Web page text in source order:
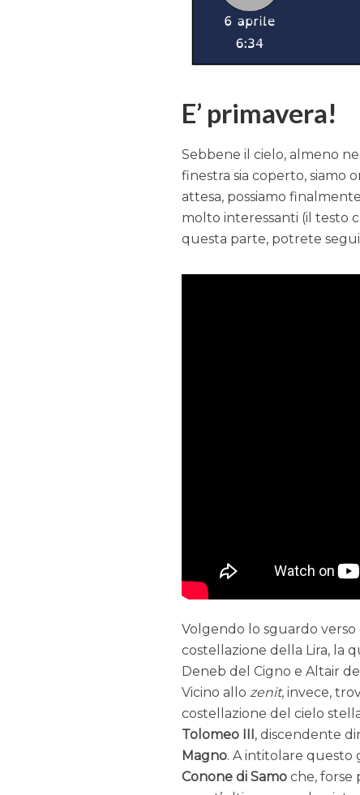
E’ primavera!
Sebbene il cielo, almeno
finestra sia coperto, siamo
attesa, possiamo
molto interessanti (il testo
questa parte, potrete
Volgendo lo sguardo verso
costellazione della Lira, la
Deneb del Cigno e Altair
Vicino allozenit, invece,
costellazione del cielo
Tolomeo III , discendente
Magno. A intitolare questo
Conone di Samo che, forse